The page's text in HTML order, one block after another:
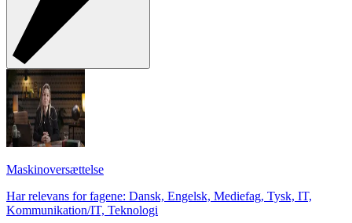
Maskinoversættelse
Har relevans for fagene: Dansk, Engelsk, Mediefag, Tysk, IT,
Kommunikation/IT, Teknologi